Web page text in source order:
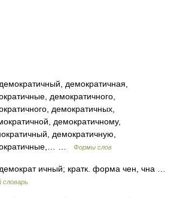
демократичная,
демократичного,
демократичных,
демократичному,
демократичную,
…
Формы слов
ичный; кратк. форма чен, чна …
словарь